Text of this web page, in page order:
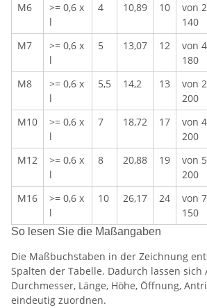
M6
>= 0,6 x
l
4 10,89 10
von
140
M7
>= 0,6 x
l
5 13,07 12
von
180
M8
>= 0,6 x
l
5,5 14,2 13
von
200
M10
>= 0,6 x
l
7 18,72 17
von
200
M12
>= 0,6 x
l
8 20,88 19
von
200
M16
>= 0,6 x
l
10 26,17 24
von
150
So lesen Sie die Maßangaben
Die Maßbuchstaben in der Zeichnung
Spalten der Tabelle. Dadurch lassen sich
Durchmesser, Länge, Höhe, Öffnung,
eindeutig zuordnen.